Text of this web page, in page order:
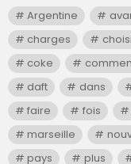
Argentine
charges
coke
daft
dans
faire
fois
marseille
pays
plus